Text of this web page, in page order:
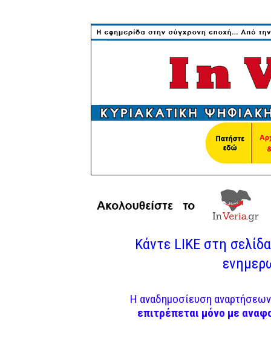
Κάντε LIKE στη
Η αναδημοσίευση
επιτρέπεται μόνο με